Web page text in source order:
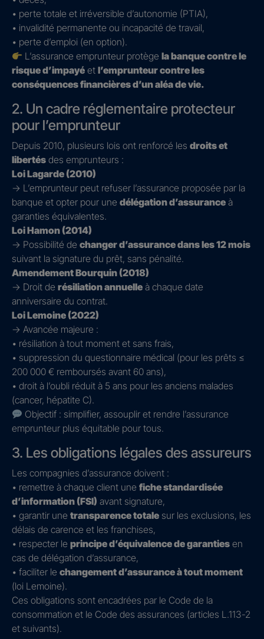
• perte totale et irréversible d’autonomie (PTIA),
• invalidité permanente ou incapacité de travail,
• perte d’emploi (en option).
L’assurance emprunteur protègela banque contre le
risque d’impayé et l’emprunteur contre les
conséquences financières d’un aléa de vie.
2. Un cadre réglementaire protecteur
pour l’emprunteur
Depuis 2010, plusieurs lois ont renforcé les droits et
libertés des emprunteurs :
Loi Lagarde (2010)
→ L’emprunteur peut refuser l’assurance proposée par la
banque et opter pour une délégation d’assurance à
garanties équivalentes.
Loi Hamon (2014)
→ Possibilité de changer d’assurance dans les 12 mois
suivant la signature du prêt, sans pénalité.
Amendement Bourquin (2018)
→ Droit de résiliation annuelle à chaque date
anniversaire du contrat.
Loi Lemoine (2022)
→ Avancée majeure :
• résiliation à tout moment et sans frais,
• suppression du questionnaire médical (pour les prêts ≤
200 000 € remboursés avant 60 ans),
• droit à l’oubli réduit à 5 ans pour les anciens malades
(cancer, hépatite C).
Objectif : simplifier, assouplir et rendre l’assurance
emprunteur plus équitable pour tous.
3. Les obligations légales des assureurs
Les compagnies d’assurance doivent :
• remettre à chaque client une fiche standardisée
d’information (FSI) avant signature,
• garantir une transparence totale sur les exclusions, les
délais de carence et les franchises,
• respecter le principe d’équivalence de garanties en
cas de délégation d’assurance,
• faciliter le changement d’assurance à tout moment
(loi Lemoine).
Ces obligations sont encadrées par le Code de la
consommation et le Code des assurances (articles L.113-2
et suivants).